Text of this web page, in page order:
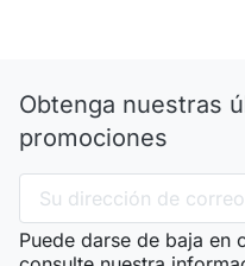
Obtenga nuestras
promociones
Puede darse de baja en